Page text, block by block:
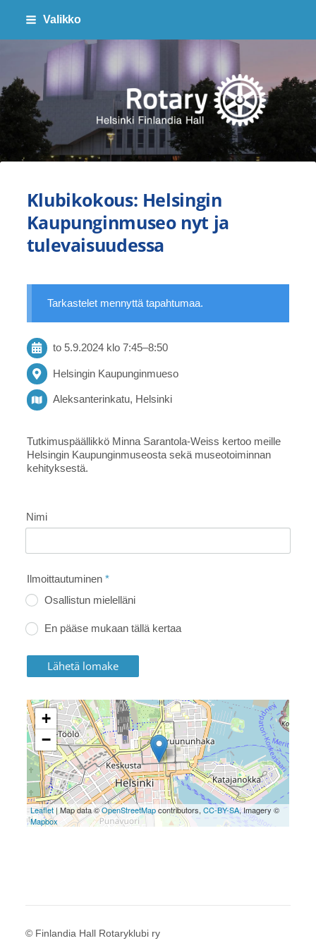
Siirry
sivun
sisältöön
Valikko
Finlandia Hall Rotaryklubi ry
Klubikokous: Helsingin
Kaupunginmuseo nyt ja
tulevaisuudessa
Tarkastelet mennyttä tapahtumaa.
to 5.9.2024 klo 7:45–8:50
Helsingin Kaupunginmueso
Aleksanterinkatu, Helsinki
Tutkimuspäällikkö Minna Sarantola-Weiss kertoo meille
Helsingin Kaupunginmuseosta sekä museotoiminnan
kehityksestä.
Nimi
Ilmoittautuminen*
Osallistun mielelläni
En pääse mukaan tällä kertaa
Lähetä lomake
+
−
Leaflet| Map data ©OpenStreetMapcontributors, CC-BY-SA, Imagery ©
Mapbox
© Finlandia Hall Rotaryklubi ry